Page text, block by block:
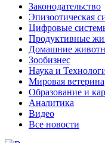
Законодательство
Эпизоотическая
Цифровые
Продуктивные
Домашние
Зообизнес
Наука и
Мировая
Образование и
Аналитика
Видео
Все новости